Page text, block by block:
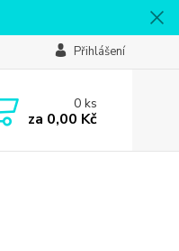
Přihlášení
0ks
za 0,00 Kč